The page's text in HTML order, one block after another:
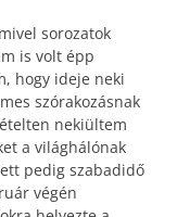
sorozatok
is volt épp
hogy ideje neki
szórakozásnak
nekiültem
a világhálónak
pedig szabadidő
végén